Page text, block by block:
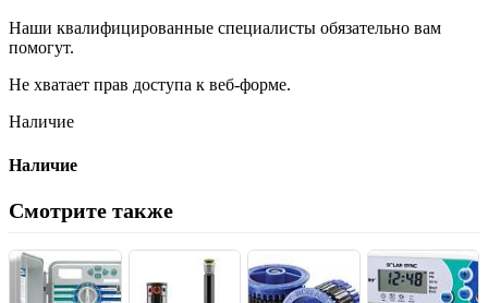
Наши квалифицированные специалисты обязательно вам
помогут.
Не хватает прав доступа к веб-форме.
Наличие
Наличие
Смотрите также